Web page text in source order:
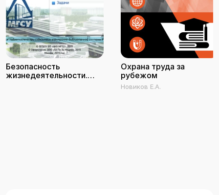
Безопасность
жизнедеятельности.
Охрана труда за
рубежом
Новиков Е.А.